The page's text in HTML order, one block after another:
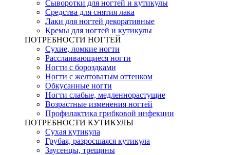
Сыворотки для ногтей и кутикулы
Средства для снятия лака
Лаки для ногтей декоративные
Кремы для ногтей и кутикулы
ПОТРЕБНОСТИ НОГТЕЙ
Сухие, ломкие ногти
Расслаивающиеся ногти
Ногти с бороздками
Ногти с желтоватым оттенком
Обкусанные ногти
Ногти слабые, медленнорастущие
Возрастные изменения ногтей
Профилактика грибковой инфекции
ПОТРЕБНОСТИ КУТИКУЛЫ
Сухая кутикула
Грубая, разросшаяся кутикула
Заусенцы, трещины